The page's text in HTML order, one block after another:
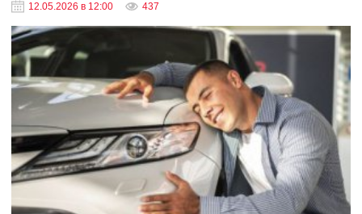
12.05.2026 в 12:00 437